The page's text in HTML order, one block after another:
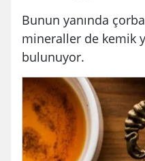
Bunun yanında
mineraller de kemik
bulunuyor.